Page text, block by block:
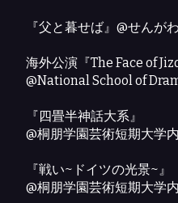
『父と暮せば』@せんが
海外公演『The Face of
@National School of
『四畳半神話大系』
@桐朋学園芸術短期大学
『戦い~ドイツの光景~』
@桐朋学園芸術短期大学